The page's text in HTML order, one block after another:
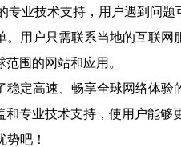
业技术支持，用户遇到问
。用户只需联系当地的互联
围的网站和应用。
稳定高速、畅享全球网络体
专业技术支持，使用户能
吧！